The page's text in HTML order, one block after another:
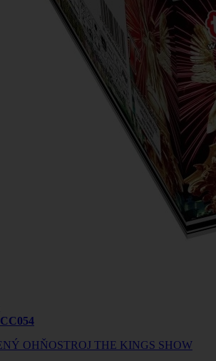
OHŇOSTROJ THE KINGS SHOW